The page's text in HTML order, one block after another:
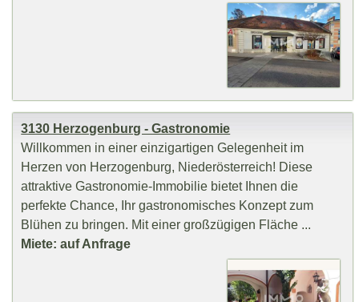
3130 Herzogenburg - Gastronomie
Willkommen in einer einzigartigen Gelegenheit im
Herzen von Herzogenburg, Niederösterreich! Diese
attraktive Gastronomie-Immobilie bietet Ihnen die
perfekte Chance, Ihr gastronomisches Konzept zum
Blühen zu bringen. Mit einer großzügigen Fläche ...
Miete: auf Anfrage